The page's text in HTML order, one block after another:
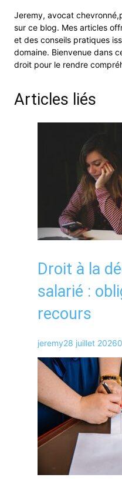
Jeremy, avocat
sur ce blog. Mes articles
et des conseils pratiques
domaine. Bienvenue dans
droit pour le rendre
Articles liés
Droit à la
salarié :
recours
jeremy28 juillet 20260